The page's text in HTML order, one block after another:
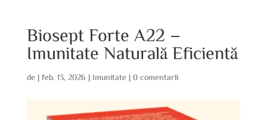
Biosept Forte A22 –
Imunitate Naturală Eficientă
de | feb. 13, 2026 | Imunitate| 0 comentarii